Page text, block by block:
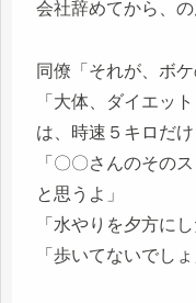
会社辞めてから、
同僚「それが、ボケ
「大体、ダイエッ
は、時速５キロだけ
「〇〇さんのその
と思うよ」
「水やりを夕方に
「歩いてないでしょ